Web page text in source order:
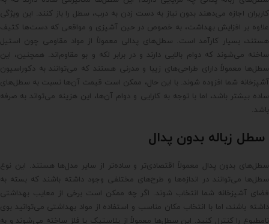
کاربران اجازه می‌دهند بدون نیاز به دست زدن به درب، سطل را باز کنند. این ویژگی
علاوه بر افزایش بهداشت، به خصوص در حین آشپزی و مواقعی که دست‌ها کثیف
هستند، بسیار کارآمد است. سطل‌های پدالی معمولاً از مواد مقاومی چون استیل
ساخته می‌شوند که دوام بالایی دارند و در برابر لکه و بو مقاوم‌اند. همچنین، این
سطل‌ها معمولاً دارای طراحی‌های زیبا و مدرنی هستند که می‌توانند به دکوراسیون
آشپزخانه شما افزوده شوند. با این حال، ممکن است قیمت آن‌ها نسبت به سطل‌های
ساده بیشتر باشد، اما با توجه به کارایی و دوام آن‌ها، این هزینه می‌تواند به صرفه
باشد.
سطل زباله بدون پدال
سطل‌های بدون پدال معمولاً اقتصادی‌تر و ساده‌تر از سایر مدل‌ها هستند. این نوع
سطل‌ها می‌توانند در اندازه‌ها و طرح‌های مختلفی وجود داشته باشند که بسته به
فضای آشپزخانه شما انتخاب شوند. اگر چه ممکن است برخی از معایب بهداشتی
داشته باشند، اما با انتخاب مکان مناسب و استفاده از مواد بهداشتی می‌توانید بوی
نامطبوع را کنترل کنید. این سطل‌ها معمولاً از پلاستیک یا فلز ساخته می‌شوند و به